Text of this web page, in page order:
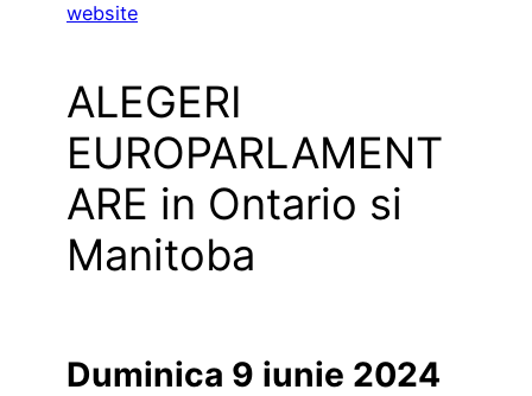
website
ALEGERI
EUROPARLAMENT
ARE in Ontario si
Manitoba
Duminica 9 iunie 2024